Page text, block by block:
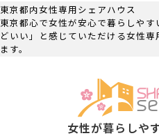
東京都内女性専用シェアハウス
東京都心で女性が安心で暮らしや
どいい」と感じていただける女性
ます。
女性が暮らしや